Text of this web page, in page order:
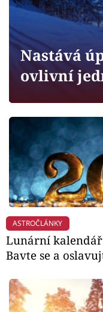
Sledujte
Filmový
Mámy sobě
Přihlášení
Sledujte nás
Nastává
ovlivní
ASTROČLÁNKY
Lunární kalendář
Bavte se a